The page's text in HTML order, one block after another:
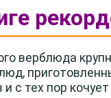
верблюда
с тех пор